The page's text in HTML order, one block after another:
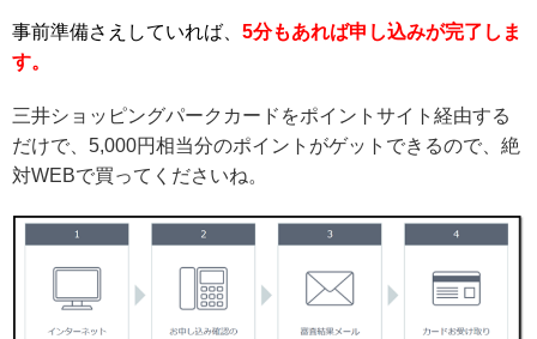
事前準備さえしていれば、 5分もあれば申し込みが完了しま
す。
三井ショッピングパークカードをポイントサイト経由する
だけで、5,000円相当分のポイントがゲットできるので、絶
対WEBで買ってくださいね。